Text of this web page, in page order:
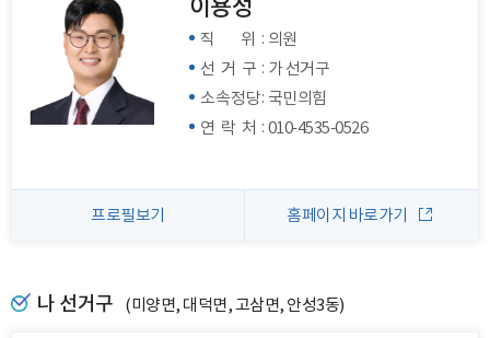
이용성
직 위: 의원
선 거 구 : 가 선거구
소속정당: 국민의힘
연 락 처 : 010-4535-0526
프로필보기 홈페이지 바로가기
나 선거구 (미양면, 대덕면, 고삼면, 안성3동)